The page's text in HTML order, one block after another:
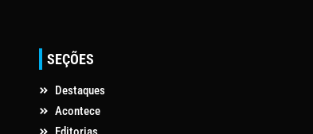
SEÇÕES
Destaques
Acontece